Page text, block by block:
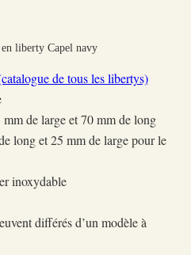
liberty Capel navy
de tous les libertys)
de large et 70 mm de long
long et 25 mm de large pour le
inoxydable
différés d’un modèle à